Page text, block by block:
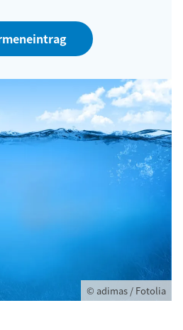
© adimas / Fotolia